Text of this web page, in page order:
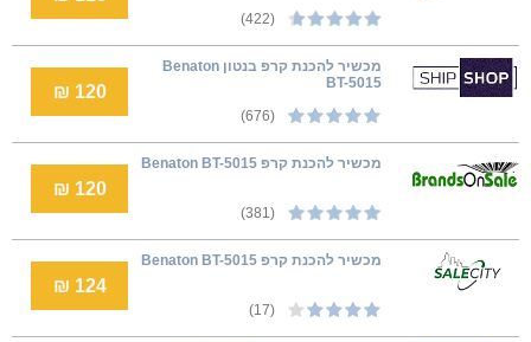
(422)
מכשיר להכנת קרפ בנטון Benaton
BT-5015
(676)
120 ₪
מכשיר להכנת קרפ Benaton BT-5015
(381)
120 ₪
מכשיר להכנת קרפ Benaton BT-5015
(17)
124 ₪